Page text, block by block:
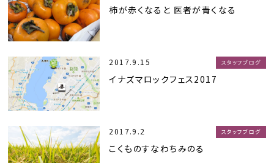
柿が赤くなると 医者が青くなる
2017.9.15 スタッフブログ
イナズマロックフェス2017
2017.9.2 スタッフブログ
こくものすなわちみのる